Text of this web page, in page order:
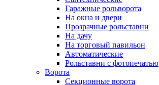
Гаражные рольворота
На окна и двери
Прозрачные рольставни
На дачу
На торговый павильон
Автоматические
Рольставни с фотопечатью
Ворота
Секционные ворота